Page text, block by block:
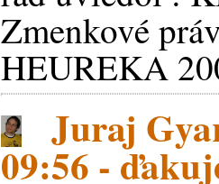
Zmenkové
HEUREKA
Juraj
09:56 -